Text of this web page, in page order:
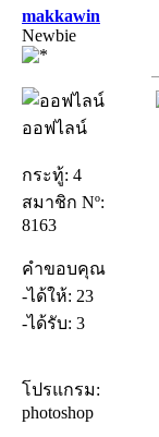
makkawin
Newbie
ออฟไลน์
กระทู้: 4
สมาชิก Nº:
8163
คำขอบคุณ
-ได้ให้: 23
-ได้รับ: 3
โปรแกรม:
photoshop